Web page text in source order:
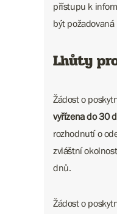
přístupu k
být
Lhůty
Žádost o
vyřízena do 30
rozhodnutí o
zvláštní
dnů.
Žádost o